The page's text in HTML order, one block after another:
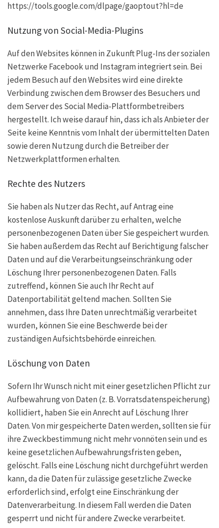
https://tools.google.com/dlpage/gaoptout?hl=de
Nutzung von Social-Media-Plugins
Auf den Websites können in Zukunft Plug-Ins der sozialen
Netzwerke Facebook und Instagram integriert sein. Bei
jedem Besuch auf den Websites wird eine direkte
Verbindung zwischen dem Browser des Besuchers und
dem Server des Social Media-Plattformbetreibers
hergestellt. Ich weise darauf hin, dass ich als Anbieter der
Seite keine Kenntnis vom Inhalt der übermittelten Daten
sowie deren Nutzung durch die Betreiber der
Netzwerkplattformen erhalten.
Rechte des Nutzers
Sie haben als Nutzer das Recht, auf Antrag eine
kostenlose Auskunft darüber zu erhalten, welche
personenbezogenen Daten über Sie gespeichert wurden.
Sie haben außerdem das Recht auf Berichtigung falscher
Daten und auf die Verarbeitungseinschränkung oder
Löschung Ihrer personenbezogenen Daten. Falls
zutreffend, können Sie auch Ihr Recht auf
Datenportabilität geltend machen. Sollten Sie
annehmen, dass Ihre Daten unrechtmäßig verarbeitet
wurden, können Sie eine Beschwerde bei der
zuständigen Aufsichtsbehörde einreichen.
Löschung von Daten
Sofern Ihr Wunsch nicht mit einer gesetzlichen Pflicht zur
Aufbewahrung von Daten (z. B. Vorratsdatenspeicherung)
kollidiert, haben Sie ein Anrecht auf Löschung Ihrer
Daten. Von mir gespeicherte Daten werden, sollten sie für
ihre Zweckbestimmung nicht mehr vonnöten sein und es
keine gesetzlichen Aufbewahrungsfristen geben,
gelöscht. Falls eine Löschung nicht durchgeführt werden
kann, da die Daten für zulässige gesetzliche Zwecke
erforderlich sind, erfolgt eine Einschränkung der
Datenverarbeitung. In diesem Fall werden die Daten
gesperrt und nicht für andere Zwecke verarbeitet.